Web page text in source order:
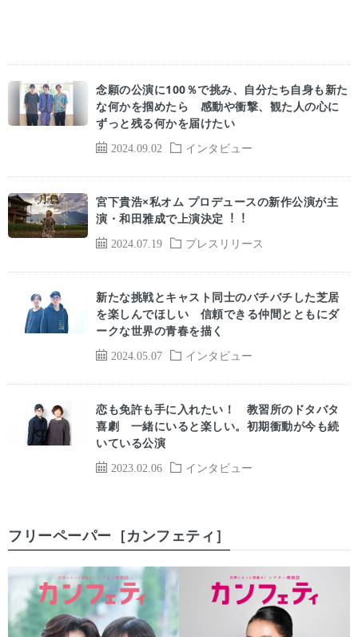
2024.09.02 インタビュー
念願の公演に100％で挑み、自分たち自身も新た
な何かを掴めたら 感動や衝撃、観た人の心に
ずっと残る何かを届けたい
2024.07.19 プレスリリース
宮下貴浩×私オム プロデュースの新作公演が主
演・和⽥雅成で上演決定︕︕
2024.05.07 インタビュー
新たな挑戦とキャスト同士のバチバチした芝居
を楽しんでほしい 信頼できる仲間とともにダ
ークな世界の青春を描く
2023.02.06 インタビュー
恋も免許も手に入れたい！ 教習所のドタバタ
喜劇 一緒にいると楽しい。初期衝動が今も続
いている公演
フリーペーパー［カンフェティ］